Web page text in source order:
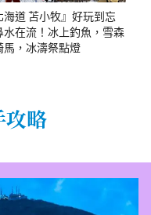
海道 苫小牧』好玩到忘
水在流！冰上釣魚，雪森
馬，冰濤祭點燈
攻略